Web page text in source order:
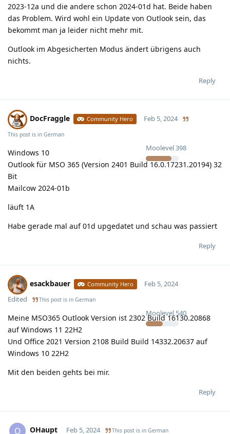
2023-12a und die andere schon 2024-01d hat. Beide haben
das Problem. Wird wohl ein Update von Outlook sein, das
bekommt man ja leider nicht mehr mit.
Outlook im Abgesicherten Modus ändert übrigens auch
nichts.
Reply
DocFraggle Community Hero
Moolevel398
Feb 5, 2024
This post is in German
Windows 10
Outlook für MSO 365 (Version 2401 Build 16.0.17231.20194) 32
Bit
Mailcow 2024-01b
läuft 1A
Habe gerade mal auf 01d upgedatet und schau was passiert
Reply
esackbauer Community Hero
Moolevel 540
Feb 5, 2024
Edited
This post is in German
Meine MSO365 Outlook Version ist 2302 Build 16130.20868
auf Windows 11 22H2
Und Office 2021 Version 2108 Build Build 14332.20637 auf
Windows 10 22H2
Mit den beiden gehts bei mir.
Reply
O OHaupt Feb 5, 2024 This post is in German